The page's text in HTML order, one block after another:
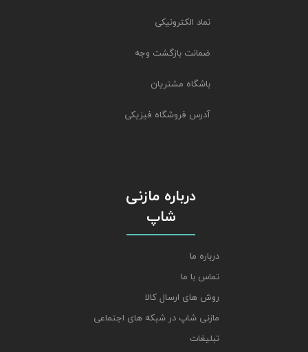
نماد الکترونیکی
ضمانت بازگشت وجه
باشگاه مشتریان
آدرس فروشگاه فیزیکی
درباره مازنی
شاپ
درباره ما
تماس با ما
روش های ارسال کالا
مازنی شاپ در شبکه های اجتماعی
تبلیغات